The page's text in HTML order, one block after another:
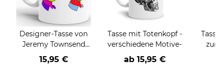
Designer-Tasse von
Jeremy Townsend
"The desperate man"
15,95 €
Tasse mit Totenkopf -
verschiedene Motive-
ab 15,95 €